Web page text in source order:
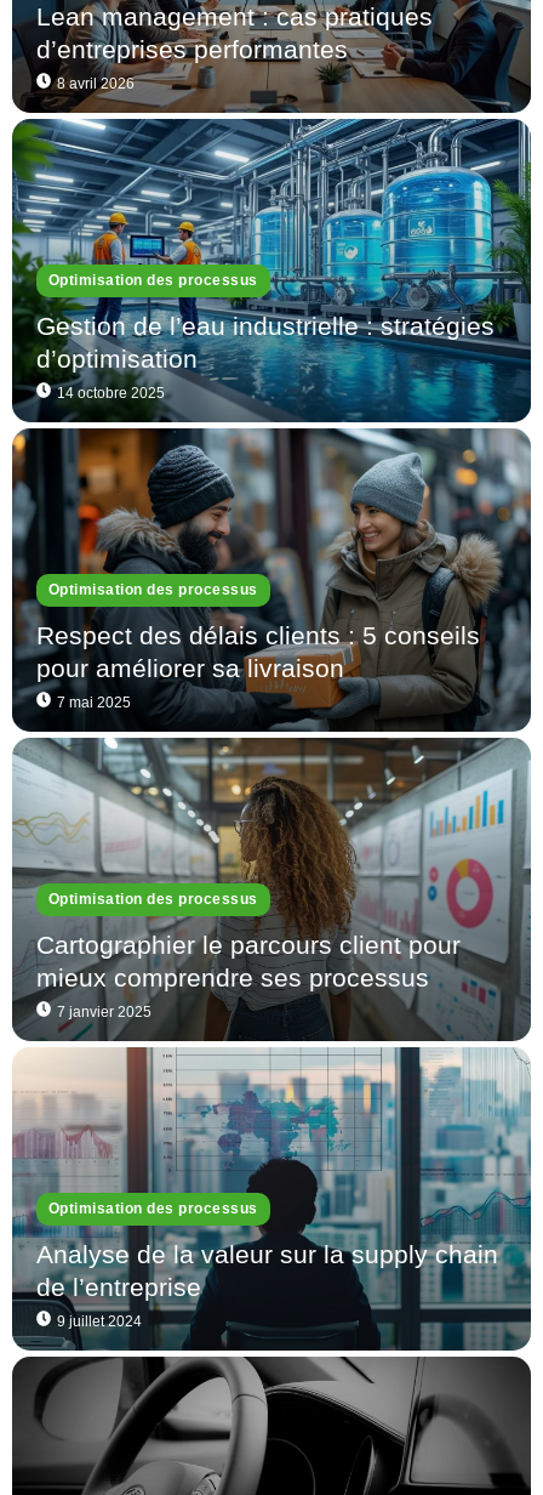
Lean management : cas pratiques
d’entreprises performantes
8 avril 2026
Optimisation des processus
Gestion de l’eau industrielle : stratégies
d’optimisation
14 octobre 2025
Optimisation des processus
Respect des délais clients : 5 conseils
pour améliorer sa livraison
7 mai 2025
Optimisation des processus
Cartographier le parcours client pour
mieux comprendre ses processus
7 janvier 2025
Optimisation des processus
Analyse de la valeur sur la supply chain
de l’entreprise
9 juillet 2024